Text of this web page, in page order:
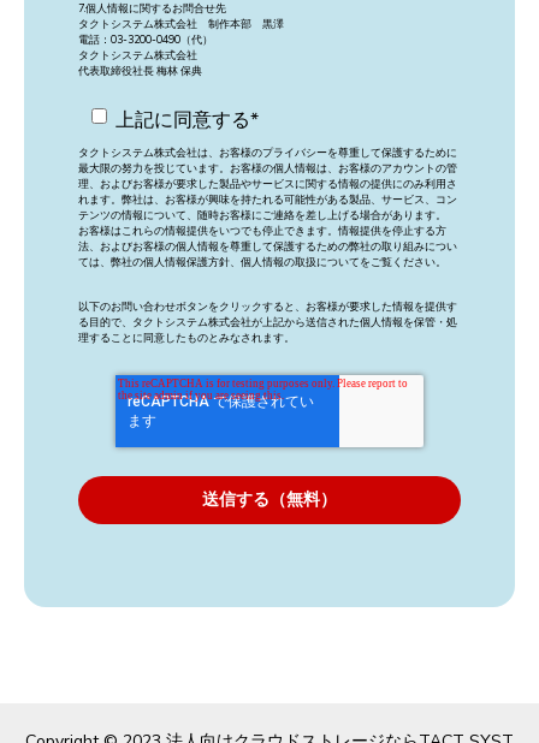
7.個人情報に関するお問合せ先
タクトシステム株式会社 制作本部 黒澤
電話：03-3200-0490（代）
タクトシステム株式会社
代表取締役社長 梅林 保典
上記に同意する*
タクトシステム株式会社は、お客様のプライバシーを尊重して保護するために
最大限の努力を投じています。お客様の個人情報は、お客様のアカウントの管
理、およびお客様が要求した製品やサービスに関する情報の提供にのみ利用さ
れます。弊社は、お客様が興味を持たれる可能性がある製品、サービス、コン
テンツの情報について、随時お客様にご連絡を差し上げる場合があります。
お客様はこれらの情報提供をいつでも停止できます。情報提供を停止する方
法、およびお客様の個人情報を尊重して保護するための弊社の取り組みについ
ては、弊社の個人情報保護方針、 個人情報の取扱についてをご覧ください。
以下のお問い合わせボタンをクリックすると、お客様が要求した情報を提供す
る目的で、タクトシステム株式会社が上記から送信された個人情報を保管・処
理することに同意したものとみなされます。